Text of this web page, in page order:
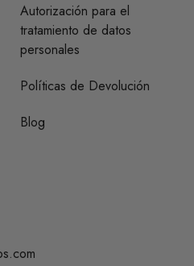
Autorización para el
tratamiento de datos
personales
Políticas de Devolución
Blog